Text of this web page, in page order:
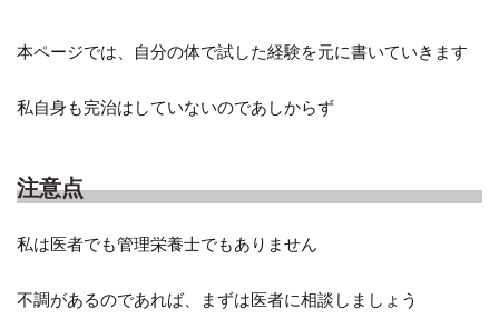
本ページでは、自分の体で試した経験を元に書いていきます
私自身も完治はしていないのであしからず
注意点
私は医者でも管理栄養士でもありません
不調があるのであれば、まずは医者に相談しましょう